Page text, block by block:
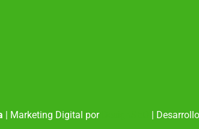
| Marketing Digital por |